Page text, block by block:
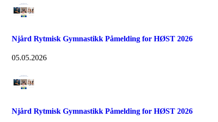
Njård Rytmisk Gymnastikk Påmelding for HØST 2026
05.05.2026
Njård Rytmisk Gymnastikk Påmelding for HØST 2026